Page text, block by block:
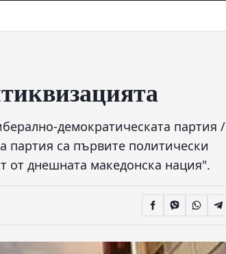
демократическата партия /
са първите политически
от днешната македонска нация".